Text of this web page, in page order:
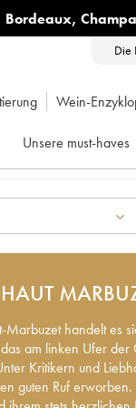
Bordeaux,
Die
Wein-
Unsere must-haves
Marbuzet handelt es
am linken Ufer
Kritikern und
guten Ruf